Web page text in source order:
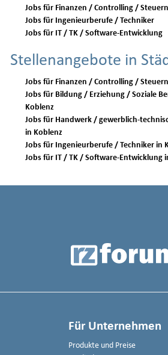
Jobs für Finanzen / Controlling / Steuern
Jobs für Ingenieurberufe / Techniker
Jobs für IT / TK / Software-Entwicklung
Stellenangebote in
Jobs für Bildung / Erziehung / Soziale
Koblenz
Jobs für Handwerk / gewerblich-
in Koblenz
Jobs für
Für Unternehmen
Produkte und Preise